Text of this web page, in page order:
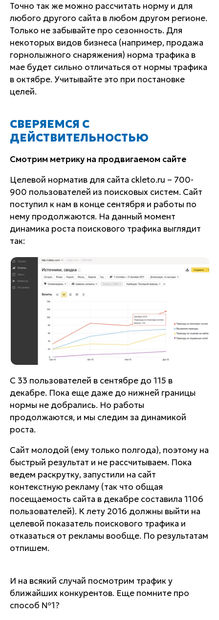
Точно так же можно рассчитать норму и для
любого другого сайта в любом другом регионе.
Только не забывайте про сезонность. Для
некоторых видов бизнеса (например, продажа
горнолыжного снаряжения) норма трафика в
мае будет сильно отличаться от нормы трафика
в октябре. Учитывайте это при постановке
целей.
СВЕРЯЕМСЯ С
ДЕЙСТВИТЕЛЬНОСТЬЮ
Смотрим метрику на продвигаемом сайте
Целевой норматив для сайта ckleto.ru – 700-
900 пользователей из поисковых систем. Сайт
поступил к нам в конце сентября и работы по
нему продолжаются. На данный момент
динамика роста поискового трафика выглядит
так:
С 33 пользователей в сентябре до 115 в
декабре. Пока еще даже до нижней границы
нормы не добрались. Но работы
продолжаются, и мы следим за динамикой
роста.
Сайт молодой (ему только полгода), поэтому на
быстрый результат и не рассчитываем. Пока
ведем раскрутку, запустили на сайт
контекстную рекламу (так что общая
посещаемость сайта в декабре составила 1106
пользователей). К лету 2016 должны выйти на
целевой показатель поискового трафика и
отказаться от рекламы вообще. По результатам
отпишем.
И на всякий случай посмотрим трафик у
ближайших конкурентов. Еще помните про
способ №1?